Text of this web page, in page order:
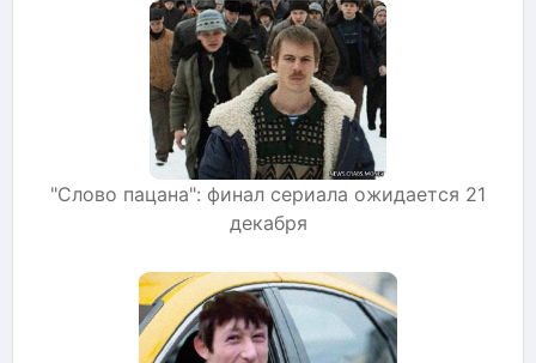
"Слово пацана": финал сериала ожидается 21
декабря